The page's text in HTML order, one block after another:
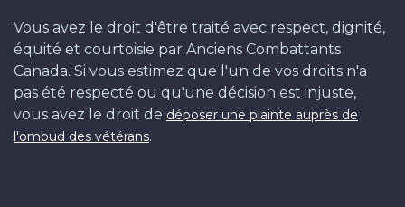
Vous avez le droit d'être traité avec respect, dignité,
équité et courtoisie par Anciens Combattants
Canada. Si vous estimez que l'un de vos droits n'a
pas été respecté ou qu'une décision est injuste,
vous avez le droit de déposer une plainte auprès de
l'ombud des vétérans.